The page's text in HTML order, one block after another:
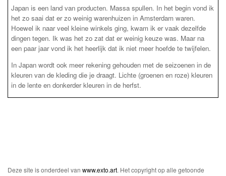
Japan is een land van producten. Massa spullen. In het begin vond ik
het zo saai dat er zo weinig warenhuizen in Amsterdam waren.
Hoewel ik naar veel kleine winkels ging, kwam ik er vaak dezelfde
dingen tegen. Ik was het zo zat dat er weinig keuze was. Maar na
een paar jaar vond ik het heerlijk dat ik niet meer hoefde te twijfelen.
In Japan wordt ook meer rekening gehouden met de seizoenen in de
kleuren van de kleding die je draagt. Lichte (groenen en roze) kleuren
in de lente en donkerder kleuren in de herfst.
Deze site is onderdeel van www.exto.art. Het copyright op alle getoonde